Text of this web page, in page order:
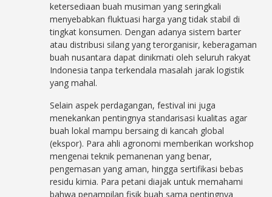
ketersediaan buah musiman yang seringkali
menyebabkan fluktuasi harga yang tidak stabil di
tingkat konsumen. Dengan adanya sistem barter
atau distribusi silang yang terorganisir, keberagaman
buah nusantara dapat dinikmati oleh seluruh rakyat
Indonesia tanpa terkendala masalah jarak logistik
yang mahal.
Selain aspek perdagangan, festival ini juga
menekankan pentingnya standarisasi kualitas agar
buah lokal mampu bersaing di kancah global
(ekspor). Para ahli agronomi memberikan workshop
mengenai teknik pemanenan yang benar,
pengemasan yang aman, hingga sertifikasi bebas
residu kimia. Para petani diajak untuk memahami
bahwa penampilan fisik buah sama pentingnya